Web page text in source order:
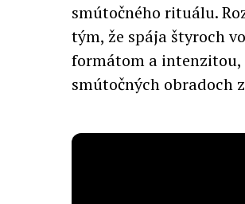
smútočného rituálu.
tým, že spája štyroch
formátom a
smútočných obradoch